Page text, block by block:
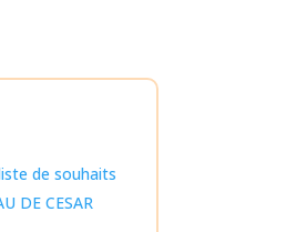
de souhaits